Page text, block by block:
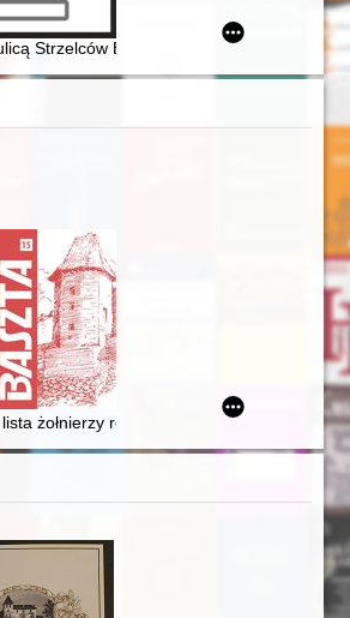
1278-2025
history of the Jewish cemetery in Kutno
Strzelców Bytomskich w Opolu
2021 r
żołnierzy rosyjskich z czerskiego